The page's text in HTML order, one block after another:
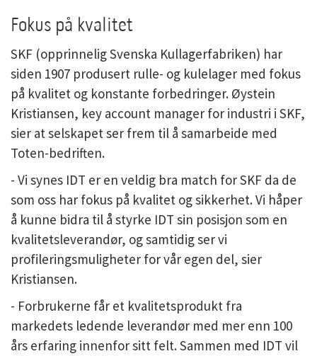
Fokus på kvalitet
SKF (opprinnelig Svenska Kullagerfabriken) har
siden 1907 produsert rulle- og kulelager med fokus
på kvalitet og konstante forbedringer. Øystein
Kristiansen, key account manager for industri i SKF,
sier at selskapet ser frem til å samarbeide med
Toten-bedriften.
- Vi synes IDT er en veldig bra match for SKF da de
som oss har fokus på kvalitet og sikkerhet. Vi håper
å kunne bidra til å styrke IDT sin posisjon som en
kvalitetsleverandør, og samtidig ser vi
profileringsmuligheter for vår egen del, sier
Kristiansen.
- Forbrukerne får et kvalitetsprodukt fra
markedets ledende leverandør med mer enn 100
års erfaring innenfor sitt felt. Sammen med IDT vil